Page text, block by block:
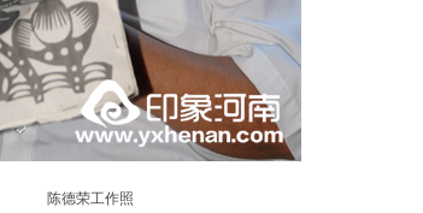
陈德荣工作照